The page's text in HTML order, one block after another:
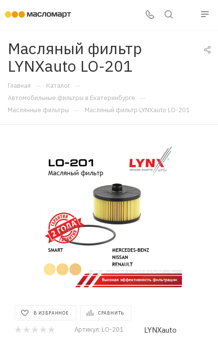
Масляный фильтр
LYNXauto LO-201
Главная — Каталог —
Автомобильные фильтры в Екатеринбурге —
Маслянные фильтры — Масляный фильтр LYNXauto LO-201
В ИЗБРАННОЕ СРАВНИТЬ
Артикул: LO-201 LYNXauto